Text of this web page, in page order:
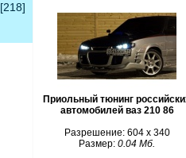
[218]
Приольный тюнинг
автомобилей ваз 210 86
Разрешение: 604 x 340
Размер: 0.04 Мб.